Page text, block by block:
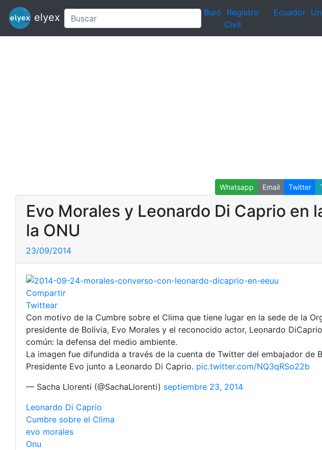
elyex Buró Registro
Civil
Ecuador
Whatsapp Email Twitter
Evo Morales y Leonardo Di Caprio en
la ONU
23/09/2014
Compartir
Twittear
Con motivo de la Cumbre sobre el Clima que tiene lugar en la sede de la
presidente de Bolivia, Evo Morales y el reconocido actor, Leonardo
común: la defensa del medio ambiente.
La imagen fue difundida a través de la cuenta de Twitter del embajador de
Presidente Evo junto a Leonardo Di Caprio. pic.twitter.com/NQ3qRSo22b
— Sacha Llorenti (@SachaLlorenti) septiembre 23, 2014
Leonardo Di Caprio
Cumbre sobre el Clima
evo morales
Onu